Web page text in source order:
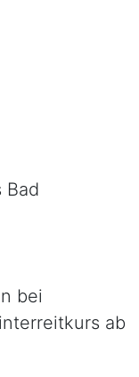
Bad
bei
ab